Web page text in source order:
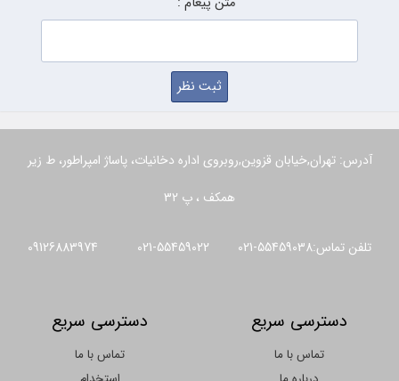
آدرس: تهران,خیابان قزوین,روبروی اداره دخانیات، پاساژ امپراطور، ط زیر
همکف ، پ 32
تلفن تماس:55459038-021 55459022-021 09126883974
دسترسی سریع
تماس با ما
دسترسی سریع
تماس با ما